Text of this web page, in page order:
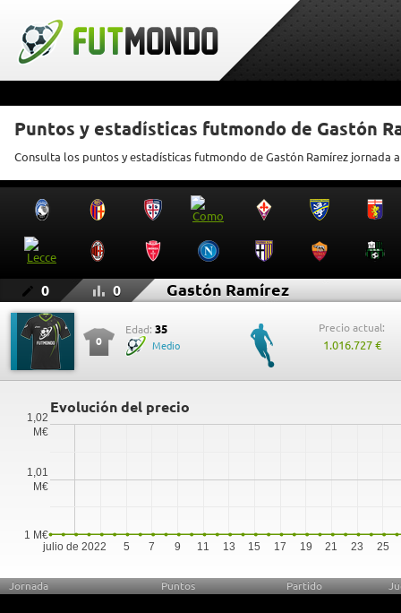
Puntos y estadísticas futmondo de Gastón
Consulta los puntos y estadísticas futmondo de Gastón Ramírez jornada
0 0 Gastón Ramírez
0
Edad: 35
Medio
Precio actual:
1.016.727 €
Evolución del precio
julio de 2022 5 7 9 11 13 15 17 19 21 23 25
1 M€
1,01
M€
1,02
M€
Jornada Puntos Partido